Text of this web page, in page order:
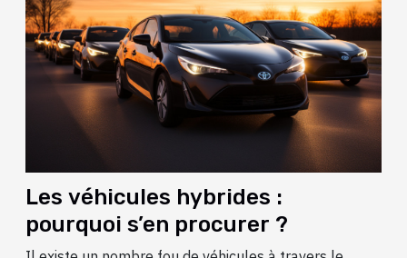
Les véhicules hybrides :
pourquoi s’en procurer ?